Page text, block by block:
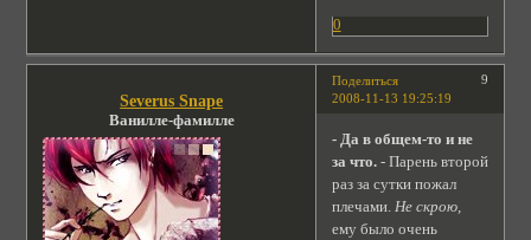
0
Поделиться
9
2008-11-13 19:25:19
Severus Snape
Ванилле-фамилле
- Да в общем-то и не
за что.- Парень второй
раз за сутки пожал
плечами. Не скрою,
ему было очень